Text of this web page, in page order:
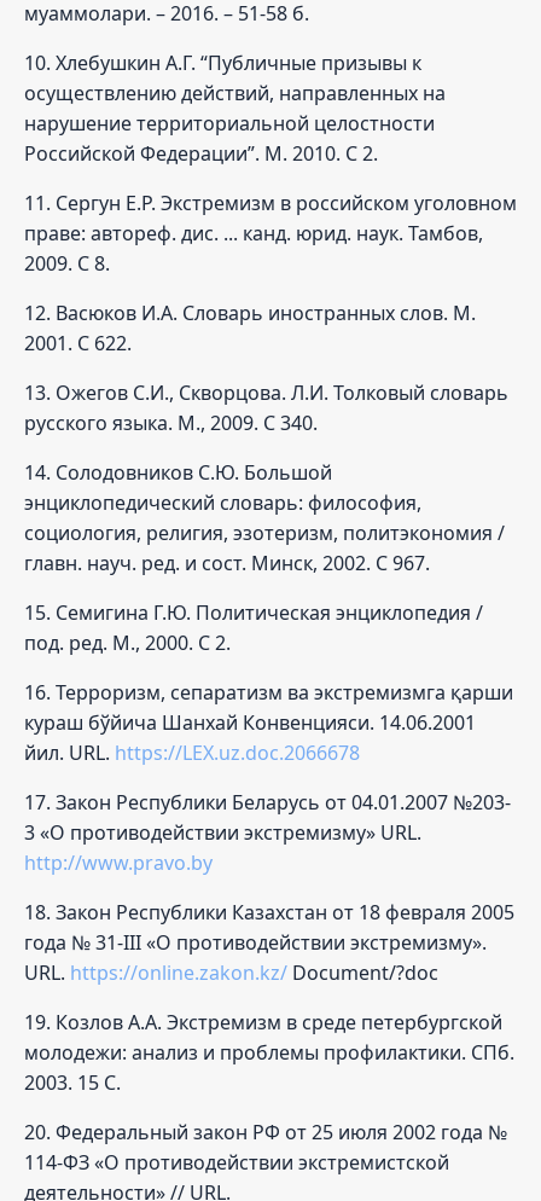
муаммолари. – 2016. – 51-58 б.
10. Хлебушкин А.Г. “Публичные призывы к
осуществлению действий, направленных на
нарушение территориальной целостности
Российской Федерации”. М. 2010. С 2.
11. Сергун Е.Р. Экстремизм в российском уголовном
праве: автореф. дис. ... канд. юрид. наук. Тамбов,
2009. С 8.
12. Васюков И.А. Словарь иностранных слов. М.
2001. С 622.
13. Ожегов С.И., Скворцова. Л.И. Толковый словарь
русского языка. М., 2009. С 340.
14. Солодовников С.Ю. Большой
энциклопедический словарь: философия,
социология, религия, эзотеризм, политэкономия /
главн. науч. ред. и сост. Минск, 2002. С 967.
15. Семигина Г.Ю. Политическая энциклопедия /
под. ред. М., 2000. С 2.
16. Терроризм, сепаратизм ва экстремизмга қарши
кураш бўйича Шанхай Конвенцияси. 14.06.2001
йил. URL. https://LEX.uz.doc.2066678
17. Закон Республики Беларусь от 04.01.2007 №203-
3 «О противодействии экстремизму» URL.
http://www.pravo.by
18. Закон Республики Казахстан от 18 февраля 2005
года № 31-III «О противодействии экстремизму».
URL. https://online.zakon.kz/ Document/?doc
19. Козлов A.A. Экстремизм в среде петербургской
молодежи: анализ и проблемы профилактики. СПб.
2003. 15 С.
20. Федеральный закон РФ от 25 июля 2002 года №
114-ФЗ «О противодействии экстремистской
деятельности» // URL.